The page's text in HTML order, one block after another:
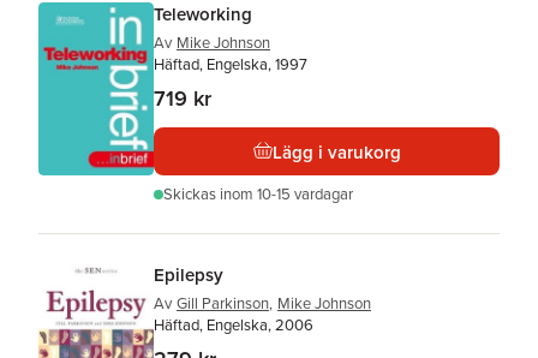
Teleworking
Av Mike Johnson
Häftad, Engelska, 1997
719 kr
Lägg i varukorg
Skickas inom 10-15 vardagar
Epilepsy
Av Gill Parkinson, Mike Johnson
Häftad, Engelska, 2006